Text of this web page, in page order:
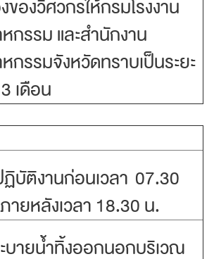
ของวิศวกรให้กรมโรงงาน
กรรม และสำนักงาน
กรรมจังหวัดทราบเป็นระยะ
เดือน
บัติงานก่อนเวลา 07.30
ายหลังเวลา 18.30 น.
บายน้ำทิ้งออกนอกบริเวณ